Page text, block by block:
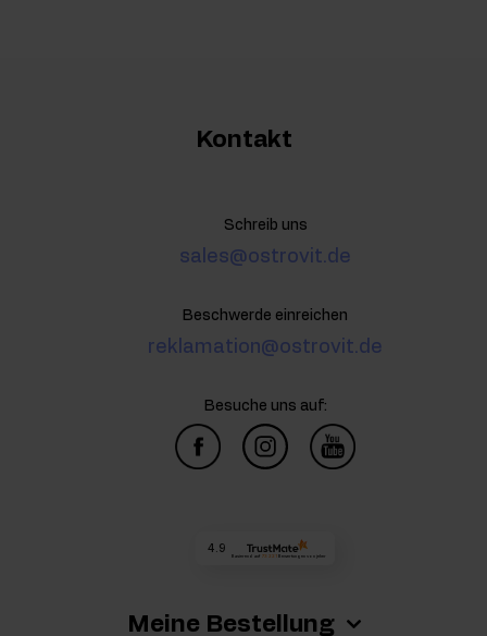
Meine Bestellung
Kontakt
Schreib uns
sales@ostrovit.de
Beschwerde einreichen
reklamation@ostrovit.de
Besuche uns auf:
4.9
Basierend auf 73 221Bewertungen von jeher